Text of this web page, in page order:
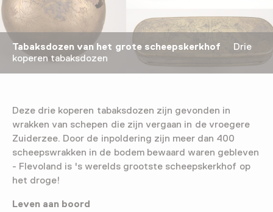
Tabaksdozen van het grote scheepskerkhof Drie
koperen tabaksdozen
Deze drie koperen tabaksdozen zijn gevonden in
wrakken van schepen die zijn vergaan in de vroegere
Zuiderzee. Door de inpoldering zijn meer dan 400
scheepswrakken in de bodem bewaard waren gebleven
- Flevoland is 's werelds grootste scheepskerkhof op
het droge!
Leven aan boord